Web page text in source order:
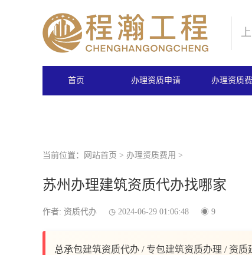
首页 办理资质申请 办理资质
当前位置： 网站首页 > 办理资质费用 >
苏州办理建筑资质代办找哪家
作者: 资质代办 2024-06-29 01:06:48 9
总承包建筑资质代办 / 专包建筑资质办理 / 资质